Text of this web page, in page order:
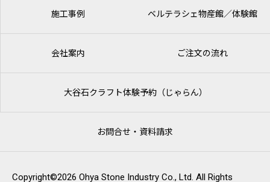
施工事例 ベルテラシェ物産館／体験館
会社案内 ご注文の流れ
大谷石クラフト体験予約（じゃらん）
お問合せ・資料請求
Copyright©2026 Ohya Stone Industry Co., Ltd. All Rights